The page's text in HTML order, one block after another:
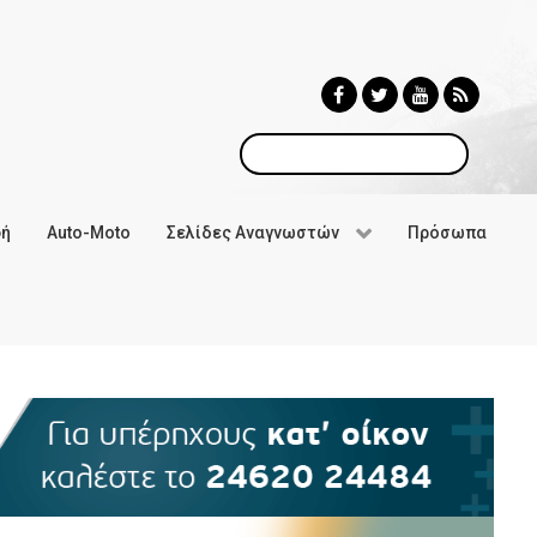
Αναζήτηση
Auto-Moto Σελίδες Αναγνωστών Πρόσωπα